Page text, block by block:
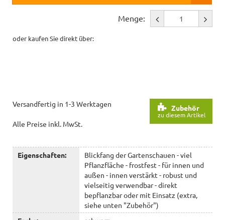
Menge:
oder kaufen Sie direkt über:
Zubehör
zu diesem Artikel
Versandfertig in 1-3 Werktagen
Alle Preise inkl. MwSt.
Eigenschaften:
Blickfang der Gartenschauen - viel
Pflanzfläche - frostfest - für innen und
außen - innen verstärkt - robust und
vielseitig verwendbar - direkt
bepflanzbar oder mit Einsatz (extra,
siehe unten "Zubehör")